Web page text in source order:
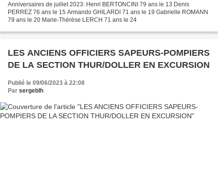
Anniversaires de juillet 2023: Henri BERTONCINI 79 ans le 13 Denis
PERREZ 76 ans le 15 Armando GHILARDI 71 ans le 19 Gabrielle ROMANN
79 ans le 20 Marie-Thérèse LERCH 71 ans le 24
LES ANCIENS OFFICIERS SAPEURS-POMPIERS
DE LA SECTION THUR/DOLLER EN EXCURSION
Publié le 09/06/2023 à 22:08
Par sergeblh